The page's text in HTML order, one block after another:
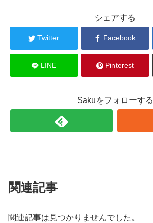
シェアする
Twitter Facebook
LINE Pinterest
Sakuをフォローする
関連記事
関連記事は見つかりませんでした。